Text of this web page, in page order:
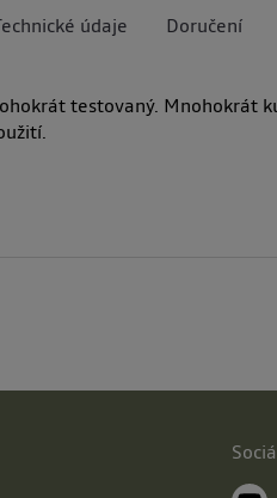
údaje Doručení
testovaný. Mnohokrát